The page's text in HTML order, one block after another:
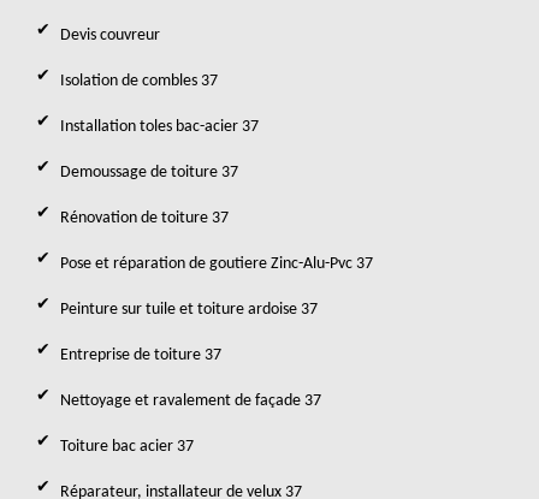
Devis couvreur
Isolation de combles 37
Installation toles bac-acier 37
Demoussage de toiture 37
Rénovation de toiture 37
Pose et réparation de goutiere Zinc-Alu-Pvc 37
Peinture sur tuile et toiture ardoise 37
Entreprise de toiture 37
Nettoyage et ravalement de façade 37
Toiture bac acier 37
Réparateur, installateur de velux 37